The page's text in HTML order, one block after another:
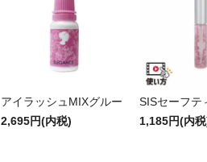
アイラッシュMIXグルー
2,695円(内税)
SISセーフテ
1,185円(内